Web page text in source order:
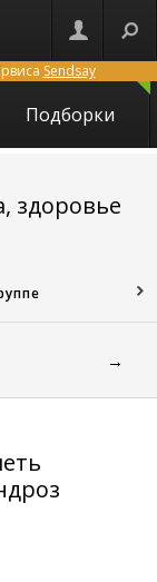
Sendsay
Подборки
здоровье
→